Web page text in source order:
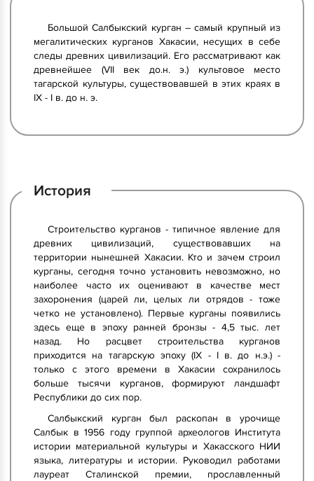
Большой Салбыкский курган – самый крупный из
мегалитических курганов Хакасии, несущих в себе
следы древних цивилизаций. Его рассматривают как
древнейшее (VII век до.н. э.) культовое место
тагарской культуры, существовавшей в этих краях в
IX - I в. до н. э.
История
Строительство курганов - типичное явление для
древних цивилизаций, существовавших на
территории нынешней Хакасии. Кто и зачем строил
курганы, сегодня точно установить невозможно, но
наиболее часто их оценивают в качестве мест
захоронения (царей ли, целых ли отрядов - тоже
четко не установлено). Первые курганы появились
здесь еще в эпоху ранней бронзы - 4,5 тыс. лет
назад. Но расцвет строительства курганов
приходится на тагарскую эпоху (IX - I в. до н.э.) -
только с этого времени в Хакасии сохранилось
больше тысячи курганов, формируют ландшафт
Республики до сих пор.
Салбыкский курган был раскопан в урочище
Салбык в 1956 году группой археологов Института
истории материальной культуры и Хакасского НИИ
языка, литературы и истории. Руководил работами
лауреат Сталинской премии, прославленный